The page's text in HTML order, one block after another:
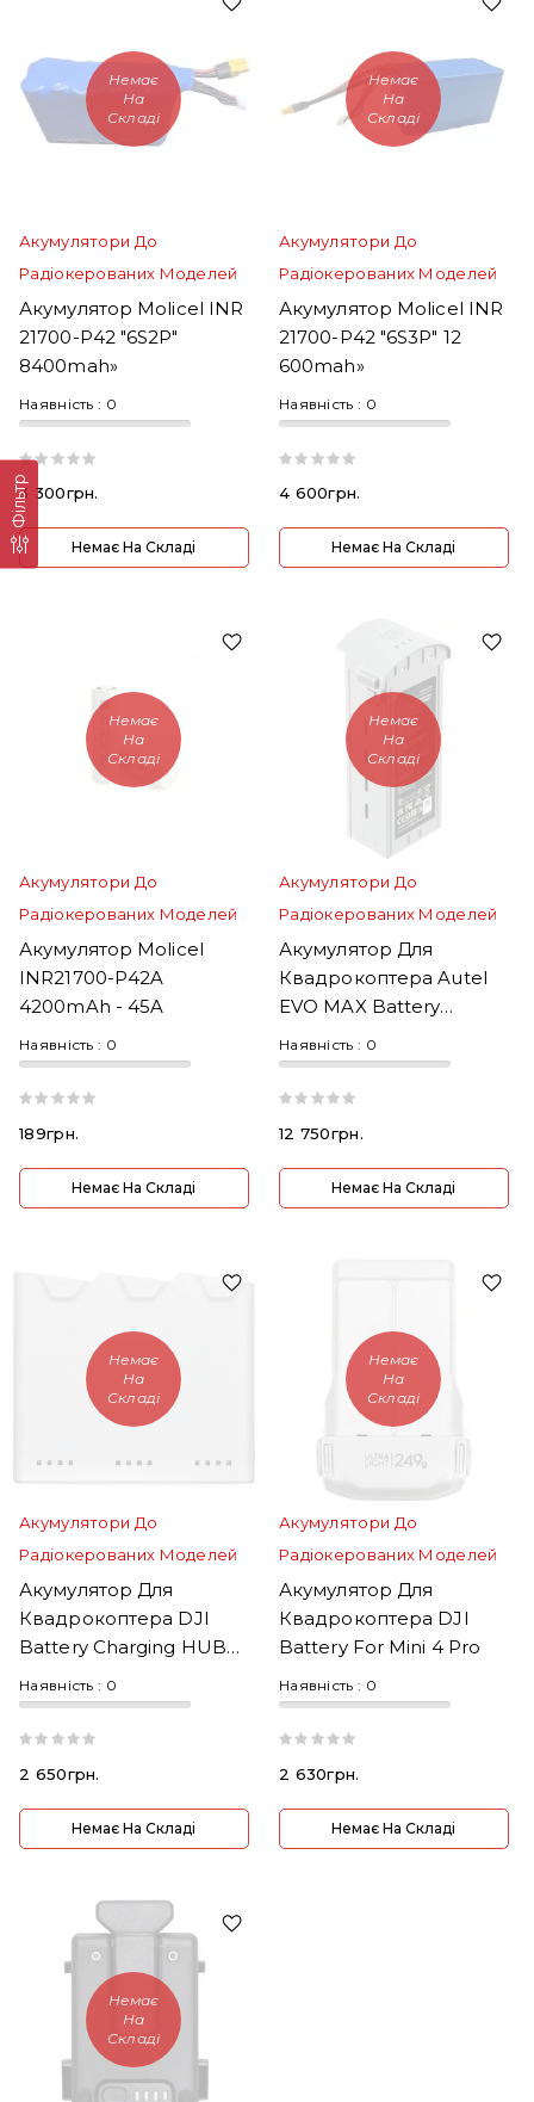
Немає
На
Складі
Акумулятори До
Радіокерованих Моделей
Акумулятор Molicel INR
21700-P42 "6S2P"
8400mah»
Наявність : 0
3 300грн.
Немає На Складі
Немає
На
Складі
Акумулятори До
Радіокерованих Моделей
Акумулятор Molicel INR
21700-P42 "6S3P" 12
600mah»
Наявність : 0
4 600грн.
Немає На Складі
Немає
На
Складі
Акумулятори До
Радіокерованих Моделей
Акумулятор Molicel
INR21700-P42A
4200mAh - 45A
Наявність : 0
189грн.
Немає На Складі
Немає
На
Складі
Акумулятори До
Радіокерованих Моделей
Акумулятор Для
Квадрокоптера Autel
EVO MAX Battery
(102002210)
Наявність : 0
12 750грн.
Немає На Складі
Немає
На
Складі
Акумулятори До
Радіокерованих Моделей
Акумулятор Для
Квадрокоптера DJI
Battery Charging HUB
(CP.MA.00000500.01)
Наявність : 0
2 650грн.
Немає На Складі
Немає
На
Складі
Акумулятори До
Радіокерованих Моделей
Акумулятор Для
Квадрокоптера DJI
Battery For Mini 4 Pro
Наявність : 0
2 630грн.
Немає На Складі
Немає
На
Складі
Фільтр